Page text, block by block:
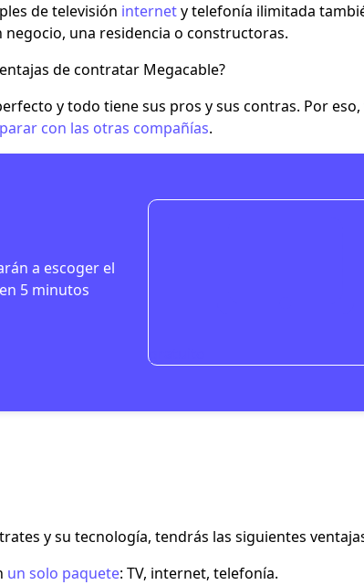
de televisión internety telefonía ilimitada
una residencia o constructoras.
de contratar Megacable?
y todo tiene sus pros y sus contras. Por
con las otras compañías.
a escoger el
5 minutos
gratuito
y su tecnología, tendrás las siguientes
un solo paquete: TV, internet, telefonía.